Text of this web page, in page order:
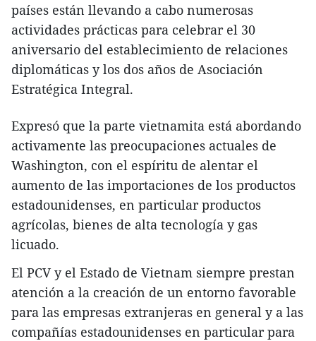
países están llevando a cabo numerosas
actividades prácticas para celebrar el 30
aniversario del establecimiento de relaciones
diplomáticas y los dos años de Asociación
Estratégica Integral.
Expresó que la parte vietnamita está abordando
activamente las preocupaciones actuales de
Washington, con el espíritu de alentar el
aumento de las importaciones de los productos
estadounidenses, en particular productos
agrícolas, bienes de alta tecnología y gas
licuado.
El PCV y el Estado de Vietnam siempre prestan
atención a la creación de un entorno favorable
para las empresas extranjeras en general y a las
compañías estadounidenses en particular para